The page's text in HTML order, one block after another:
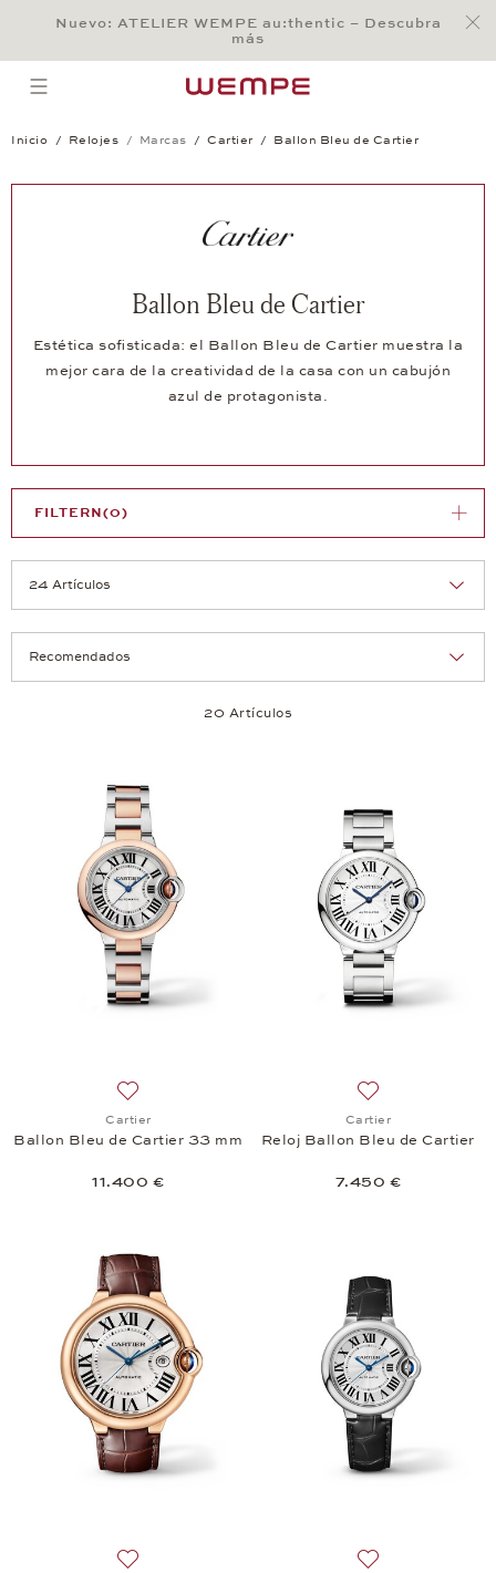
Main Content
Main Menu
Search
Footer
Nuevo: ATELIER WEMPE au:thentic – Descubra
más
open menu
Inicio Relojes Marcas Cartier Ballon Bleu de Cartier
Ballon Bleu de Cartier
Estética sofisticada: el Ballon Bleu de Cartier muestra la
mejor cara de la creatividad de la casa con un cabujón
azul de protagonista.
20 Artículos
FILTERN(0)
Cartier
Ballon Bleu de Cartier 33 mm
11.400 €
Cartier
Reloj Ballon Bleu de Cartier
7.450 €